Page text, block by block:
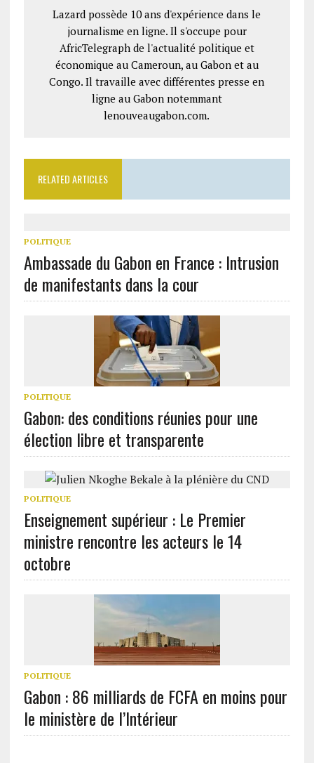
Lazard possède 10 ans d'expérience dans le
journalisme en ligne. Il s'occupe pour
AfricTelegraph de l'actualité politique et
économique au Cameroun, au Gabon et au
Congo. Il travaille avec différentes presse en
ligne au Gabon notemmant
lenouveaugabon.com.
RELATED ARTICLES
POLITIQUE
Ambassade du Gabon en France : Intrusion
de manifestants dans la cour
POLITIQUE
Gabon: des conditions réunies pour une
élection libre et transparente
POLITIQUE
Enseignement supérieur : Le Premier
ministre rencontre les acteurs le 14
octobre
POLITIQUE
Gabon : 86 milliards de FCFA en moins pour
le ministère de l’Intérieur